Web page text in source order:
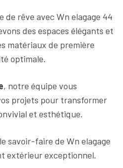
rêve avec Wn elagage 44
des espaces élégants et
matériaux de première
optimale.
, notre équipe vous
projets pour transformer
et esthétique.
savoir-faire de Wn elagage
extérieur exceptionnel.